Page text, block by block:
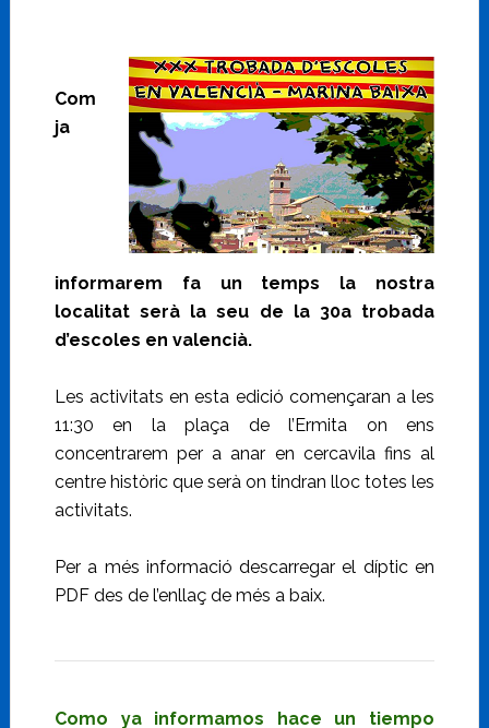
Com
ja
informarem fa un temps la nostra
localitat serà la seu de la 30a trobada
d’escoles en valencià.
Les activitats en esta edició començaran a les
11:30 en la plaça de l’Ermita on ens
concentrarem per a anar en cercavila fins al
centre històric que serà on tindran lloc totes les
activitats.
Per a més informació descarregar el díptic en
PDF des de l’enllaç de més a baix.
Como ya informamos hace un tiempo